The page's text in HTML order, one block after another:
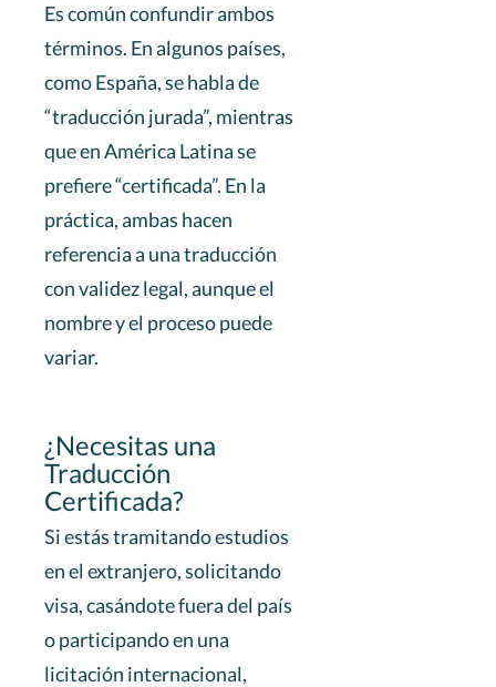
Es común confundir ambos
términos. En algunos países,
como España, se habla de
“traducción jurada”, mientras
que en América Latina se
prefiere “certificada”. En la
práctica, ambas hacen
referencia a una traducción
con validez legal, aunque el
nombre y el proceso puede
variar.
¿Necesitas una
Traducción
Certificada?
Si estás tramitando estudios
en el extranjero, solicitando
visa, casándote fuera del país
o participando en una
licitación internacional,